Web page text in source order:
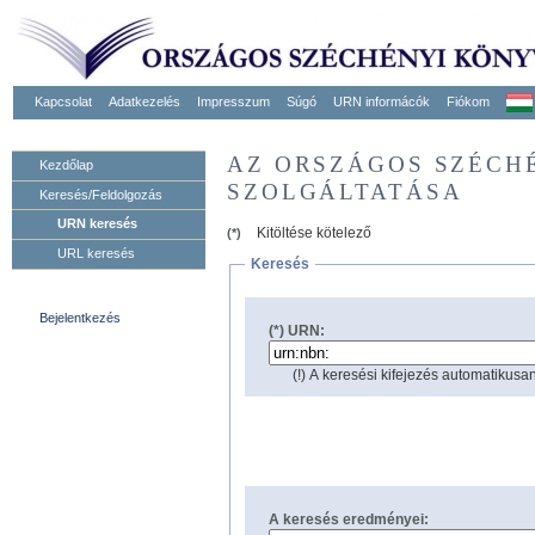
Kapcsolat Adatkezelés Impresszum Súgó URN informácók Fiókom
Kezdőlap
Keresés/Feldolgozás
URN keresés
URL keresés
Bejelentkezés
AZ ORSZÁGOS
SZOLGÁLTATÁSA
(*)
Kitöltése kötelező
Keresés
(*) URN:
(!) A keresési kifejezés
A keresés eredményei: